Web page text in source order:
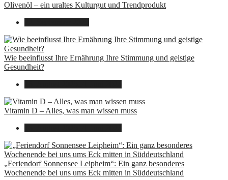
Olivenöl – ein uraltes Kulturgut und Trendprodukt
Wie beeinflusst Ihre Ernährung Ihre Stimmung und geistige
Gesundheit?
Vitamin D – Alles, was man wissen muss
„Feriendorf Sonnensee Leipheim“: Ein ganz besonderes
Wochenende bei uns ums Eck mitten in Süddeutschland